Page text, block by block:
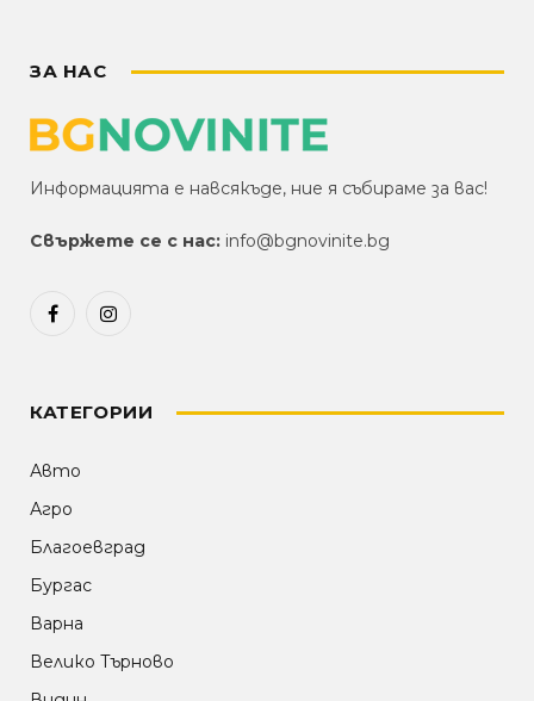
ЗА НАС
Информацията е навсякъде, ние я събираме за вас!
Свържете се с нас: info@bgnovinite.bg
FacebookInstagram
КАТЕГОРИИ
Авто
Агро
Благоевград
Бургас
Варна
Велико Търново